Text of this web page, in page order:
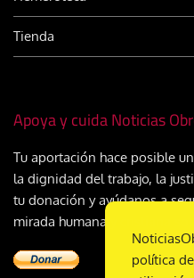
Tienda
Apoya y cuida Noticias
Tu aportación hace posible
la dignidad del trabajo, la
tu donación y ayúdanos a
mirada humana y cristiana
política